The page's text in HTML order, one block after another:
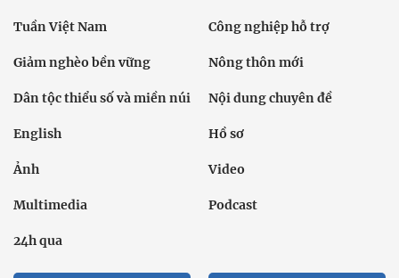
Tuần Việt Nam Công nghiệp hỗ trợ
Giảm nghèo bền vững Nông thôn mới
Dân tộc thiểu số và miền núi Nội dung chuyên đề
English Hồ sơ
Ảnh Video
Multimedia Podcast
24h qua